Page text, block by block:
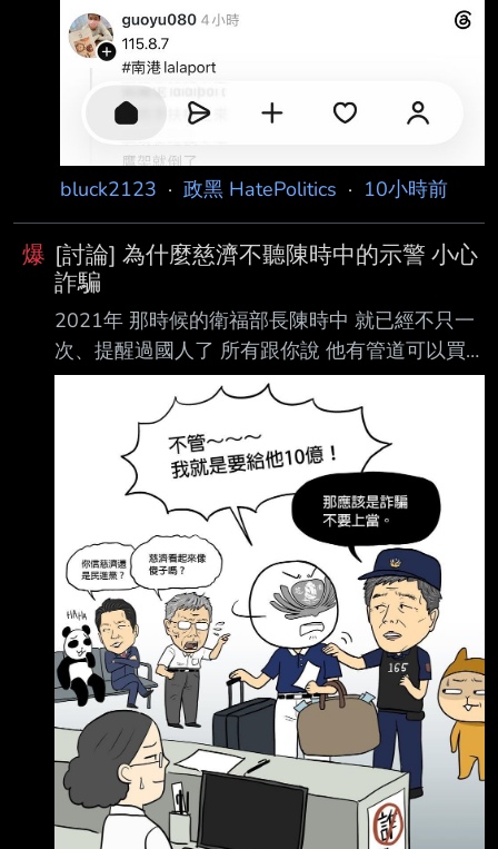
bluck2123 · 政黑 HatePolitics · 10小時前
爆 [討論] 為什麼慈濟不聽陳時中的示警 小心
詐騙
2021年 那時候的衛福部長陳時中 就已經不只一
次、提醒過國人了 所有跟你說 他有管道可以買
到BNT疫苗的 都是掮客、詐騙犯 陳時中都已經
跟慈濟說了，小心詐騙，有人跟你說他可以買到
疫苗的都是騙子 但慈濟不管，我就是要給人騙
然後，被騙了以後 也不報警，還說是 事後看報
紙才知道 會不會太扯啊，被騙走10億 完全不知
道之外，還說 我也是看報紙 才知道的 還不聽別
人的示警，小心有詐騙 堅持要給人騙，為什麼慈
濟會這樣幹 ?? --